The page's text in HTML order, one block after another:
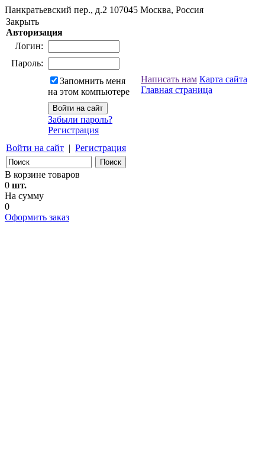
Панкратьевский пер., д.2 107045 Москва, Россия
Закрыть
Авторизация
Логин:
Пароль:
Запомнить меня
на этом компьютере
Забыли пароль?
Регистрация
Войти на сайт | Регистрация
Написать нам Карта сайта
Главная страница
В корзине товаров
0 шт.
На сумму
0
Оформить заказ